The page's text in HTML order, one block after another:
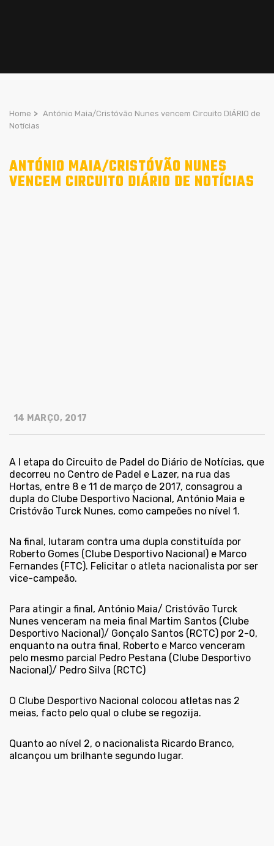
Home > António Maia/Cristóvão Nunes vencem Circuito DIÁRIO de
Notícias
ANTÓNIO MAIA/CRISTÓVÃO NUNES
VENCEM CIRCUITO DIÁRIO DE NOTÍCIAS
14 MARÇO, 2017
A I etapa do Circuito de Padel do Diário de Notícias, que
decorreu no Centro de Padel e Lazer, na rua das
Hortas, entre 8 e 11 de março de 2017, consagrou a
dupla do Clube Desportivo Nacional, António Maia e
Cristóvão Turck Nunes, como campeões no nível 1.
Na final, lutaram contra uma dupla constituída por
Roberto Gomes (Clube Desportivo Nacional) e Marco
Fernandes (FTC). Felicitar o atleta nacionalista por ser
vice-campeão.
Para atingir a final, António Maia/ Cristóvão Turck
Nunes venceram na meia final Martim Santos (Clube
Desportivo Nacional)/ Gonçalo Santos (RCTC) por 2-0,
enquanto na outra final, Roberto e Marco venceram
pelo mesmo parcial Pedro Pestana (Clube Desportivo
Nacional)/ Pedro Silva (RCTC)
O Clube Desportivo Nacional colocou atletas nas 2
meias, facto pelo qual o clube se regozija.
Quanto ao nível 2, o nacionalista Ricardo Branco,
alcançou um brilhante segundo lugar.